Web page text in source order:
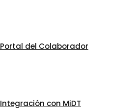
Portal del Colaborador
Integración con MiDT